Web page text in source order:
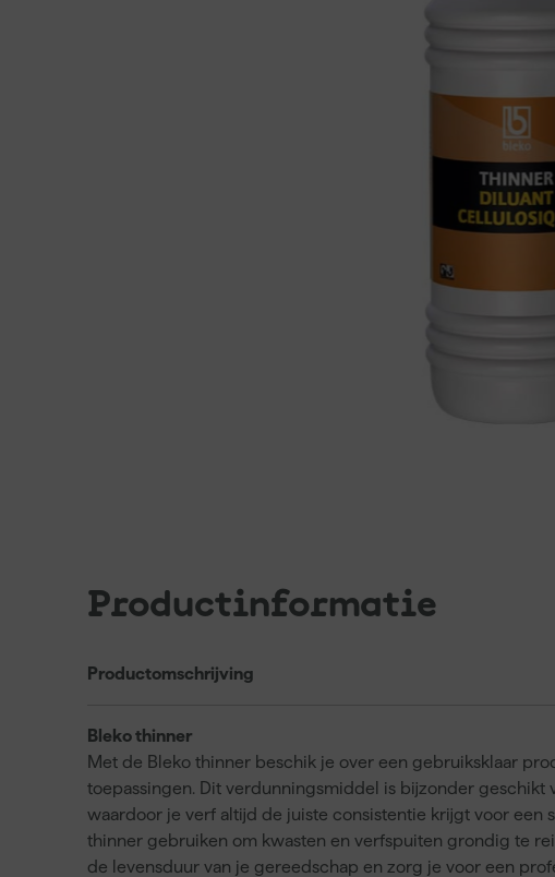
Productinformatie
Productomschrijving
Bleko thinner
Met de Bleko thinner beschik je over een gebruiksklaar
toepassingen. Dit verdunningsmiddel is bijzonder geschikt
waardoor je verf altijd de juiste consistentie krijgt voor een
thinner gebruiken om kwasten en verfspuiten grondig te
de levensduur van je gereedschap en zorg je voor een